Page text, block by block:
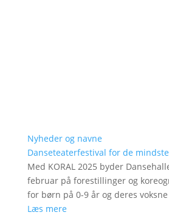
Nyheder og navne
Danseteaterfestival for de mindste
Med KORAL 2025 byder
februar på forestillinger og
for børn på 0-9 år og deres voksne
Læs mere